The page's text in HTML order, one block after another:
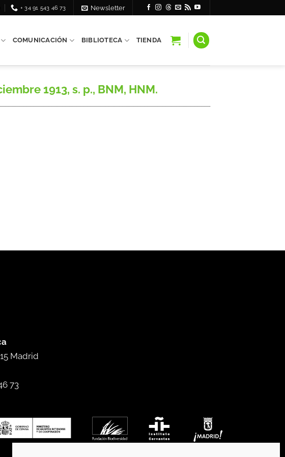
+ 34 91 543 46 73 Newsletter
COMUNICACIÓN BIBLIOTECA TIENDA
1913, s. p., BNM, HNM.
Madrid
73